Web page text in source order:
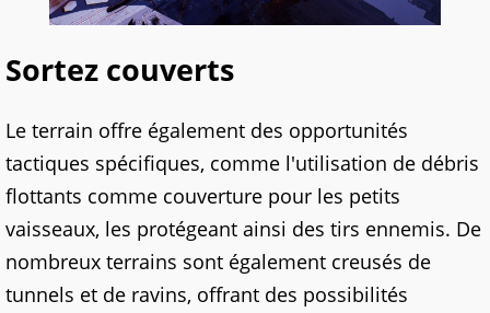
Sortez couverts
Le terrain offre également des opportunités
tactiques spécifiques, comme l'utilisation de débris
flottants comme couverture pour les petits
vaisseaux, les protégeant ainsi des tirs ennemis. De
nombreux terrains sont également creusés de
tunnels et de ravins, offrant des possibilités